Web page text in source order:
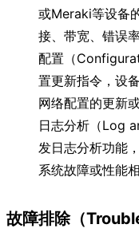
或Meraki等设备
接、带宽、错误率
配置（
置更新指令，设
网络配置的更新
日志分析（Log
发日志分析功能
系统故障或性能
故障排除（